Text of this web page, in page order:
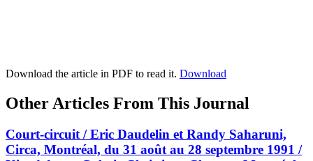
Download the article in PDF to read it. Download
Other Articles From This Journal
Court-circuit / Eric Daudelin et Randy Saharuni,
Circa, Montréal, du 31 août au 28 septembre 1991 /